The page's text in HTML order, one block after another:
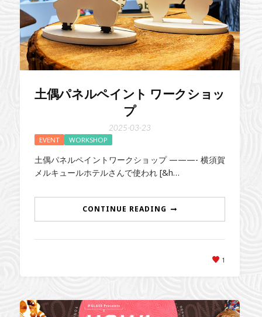
土偶パネルペイント ワークショッ
プ
2025-03-23
EVENT WORKSHOP
土偶パネルペイントワークショップ ———- 横須賀
メルキュールホテルさんで使われ [&h…
CONTINUE READING
1